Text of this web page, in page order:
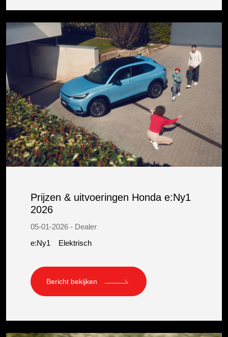
Prijzen & uitvoeringen Honda e:Ny1
2026
05-01-2026 - Dealer
e:Ny1
Elektrisch
Bericht bekijken